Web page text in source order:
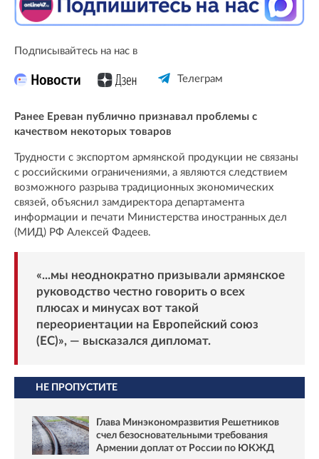
Подписывайтесь на нас в
Телеграм
Ранее Ереван публично признавал проблемы с
качеством некоторых товаров
Трудности с экспортом армянской продукции не связаны
с российскими ограничениями, а являются следствием
возможного разрыва традиционных экономических
связей, объяснил замдиректора департамента
информации и печати Министерства иностранных дел
(МИД) РФ Алексей Фадеев.
«...мы неоднократно призывали армянское
руководство честно говорить о всех
плюсах и минусах вот такой
переориентации на Европейский союз
(ЕС)», — высказался дипломат.
НЕ ПРОПУСТИТЕ
Глава Минэкономразвития Решетников
счел безосновательными требования
Армении доплат от России по ЮКЖД